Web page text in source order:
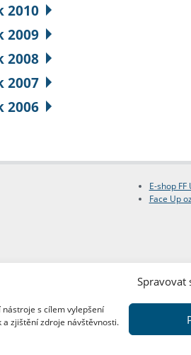
Spravovat
s cílem vylepšení
zjištění zdroje návštěvnosti.
2010
2009
2008
2007
2006
E-shop FF
Face Up